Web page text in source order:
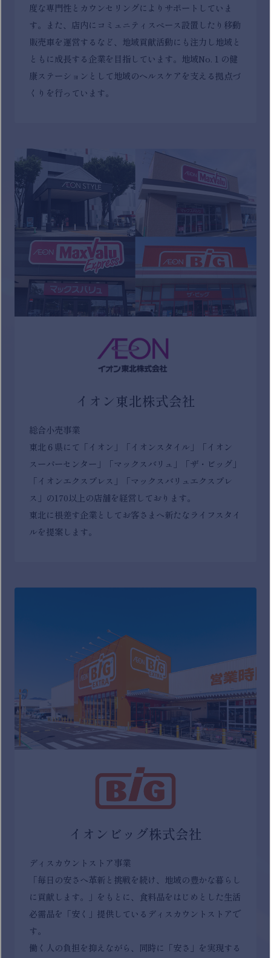
度な専門性とカウンセリングによりサポートしていま
す。また、店内にコミュニティスペース設置したり移動
販売車を運営するなど、地域貢献活動にも注力し地域と
ともに成長する企業を目指しています。地域No.１の健
康ステーションとして地域のヘルスケアを支える拠点づ
くりを行っています。
イオン東北株式会社
総合小売事業
東北６県にて「イオン」「イオンスタイル」「イオン
スーパーセンター」「マックスバリュ」「ザ・ビッグ」
「イオンエクスプレス」「マックスバリュエクスプレ
ス」の170以上の店舗を経営しております。
東北に根差す企業としてお客さまへ新たなライフスタイ
ルを提案します。
イオンビッグ株式会社
ディスカウントストア事業
「毎日の安さへ革新と挑戦を続け、地域の豊かな暮らし
に貢献します。」をもとに、食料品をはじめとした生活
必需品を「安く」提供しているディスカウントストアで
す。
働く人の負担を抑えながら、同時に「安さ」を実現する